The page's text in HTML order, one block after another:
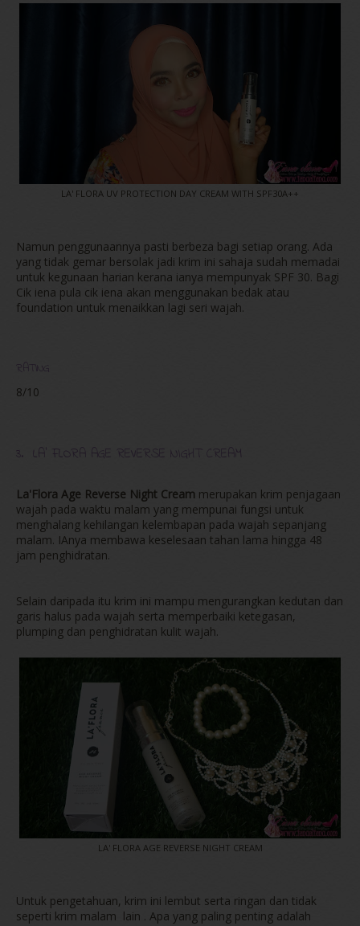
LA' FLORA UV PROTECTION DAY CREAM WITH SPF30A++
Namun penggunaannya pasti berbeza bagi setiap orang. Ada
yang tidak gemar bersolak jadi krim ini sahaja sudah memadai
untuk kegunaan harian kerana ianya mempunyak SPF 30. Bagi
Cik iena pula cik iena akan menggunakan bedak atau
foundation untuk menaikkan lagi seri wajah.
RATING
8/10
3. LA' FLORA AGE REVERSE NIGHT CREAM
La'Flora Age Reverse Night Cream merupakan krim penjagaan
wajah pada waktu malam yang mempunai fungsi untuk
menghalang kehilangan kelembapan pada wajah sepanjang
malam. IAnya membawa keselesaan tahan lama hingga 48
jam penghidratan.
Selain daripada itu krim ini mampu mengurangkan kedutan dan
garis halus pada wajah serta memperbaiki ketegasan,
plumping dan penghidratan kulit wajah.
LA' FLORA AGE REVERSE NIGHT CREAM
Untuk pengetahuan, krim ini lembut serta ringan dan tidak
seperti krim malam lain . Apa yang paling penting adalah